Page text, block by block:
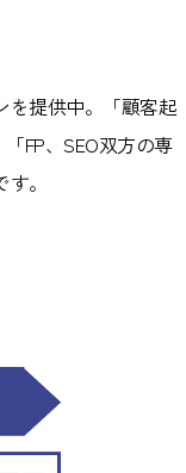
を提供中。「顧客起
FP、SEO双方の専
。